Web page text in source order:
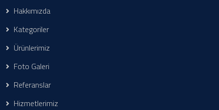
Hakkımızda
Kategoriler
Ürünlerimiz
Foto Galeri
Referanslar
Hizmetlerimiz